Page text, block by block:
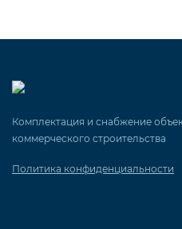
Комплектация и снабжение
коммерческого строительства
Политика конфиденциальности